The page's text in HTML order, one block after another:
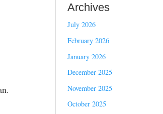
Archives
July 2026
February 2026
January 2026
December 2025
November 2025
October 2025